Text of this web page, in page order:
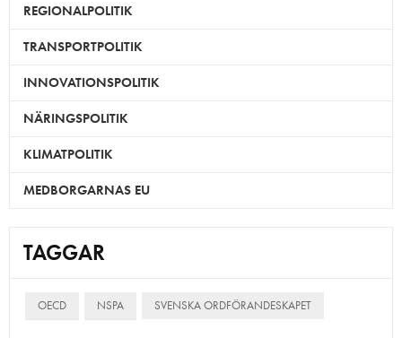
REGIONALPOLITIK
TRANSPORTPOLITIK
INNOVATIONSPOLITIK
NÄRINGSPOLITIK
KLIMATPOLITIK
MEDBORGARNAS EU
TAGGAR
OECD NSPA SVENSKA ORDFÖRANDESKAPET